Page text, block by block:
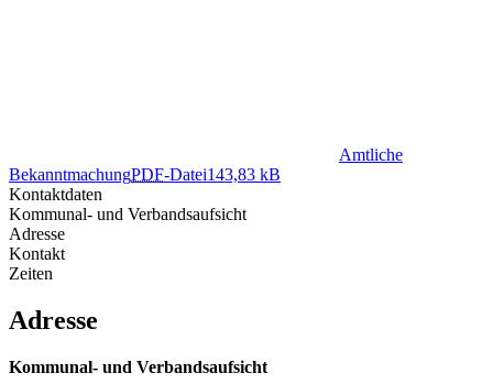
Amtliche
BekanntmachungPDF-Datei143,83 kB
Kontaktdaten
Kommunal- und Verbandsaufsicht
Adresse
Kontakt
Zeiten
Adresse
Kommunal- und Verbandsaufsicht